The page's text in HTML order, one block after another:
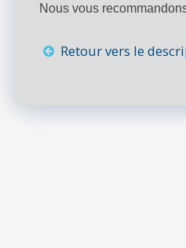
Nous vous
Retour vers le